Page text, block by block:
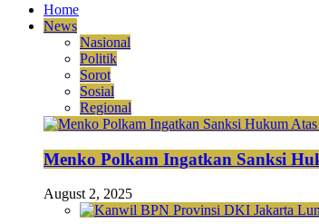
Home
News
Nasional
Politik
Sorot
Sosial
Regional
Menko Polkam Ingatkan Sanksi
August 2, 2025